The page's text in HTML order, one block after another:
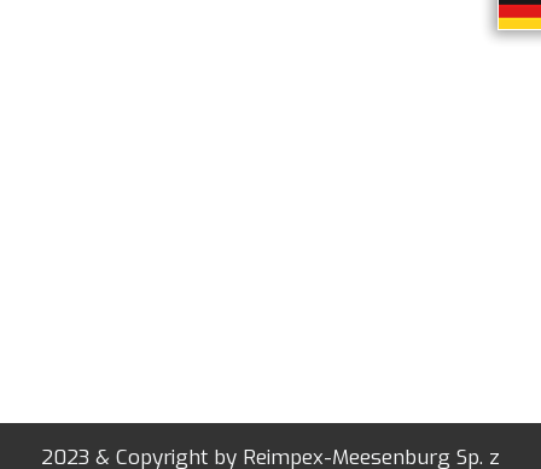
2023 & Copyright by Reimpex-Meesenburg Sp. z